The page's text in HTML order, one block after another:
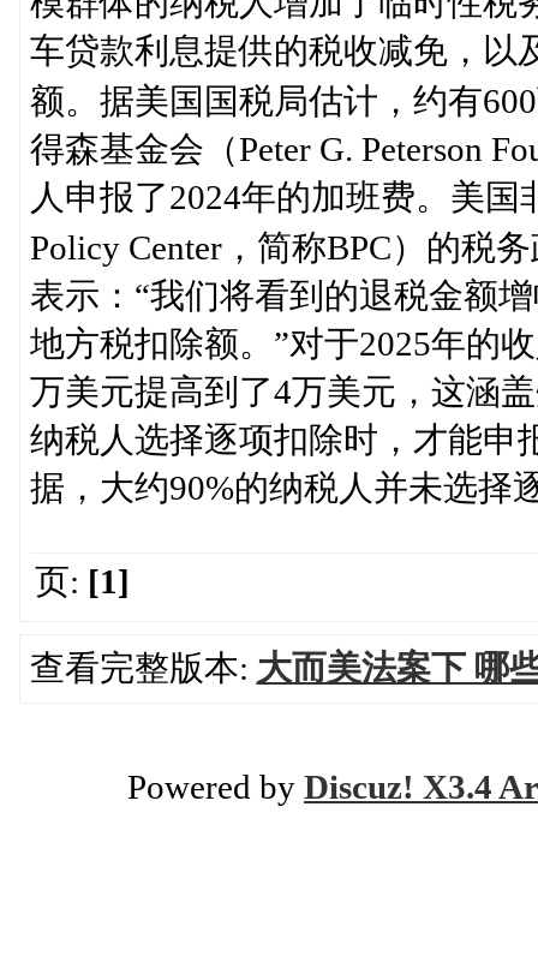
车贷款利息提供的税收减免，以
额。据美国国税局估计，约有
得森基金会（Peter G. Peterson
人申报了2024年的加班费。美国
Policy Center，简称BPC）的税
表示：“我们将看到的退税金额
地方税扣除额。”对于2025年的
万美元提高到了4万美元，这涵
纳税人选择逐项扣除时，才能申
据，大约90%的纳税人并未选择
页: [1]
查看完整版本: 大而美法案下 哪
Powered by Discuz! X3.4